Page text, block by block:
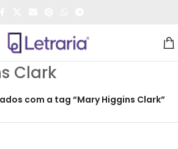
Clark
com a tag “Mary Higgins Clark”